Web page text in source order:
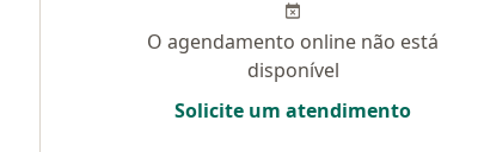
O agendamento online não está
disponível
Solicite um atendimento